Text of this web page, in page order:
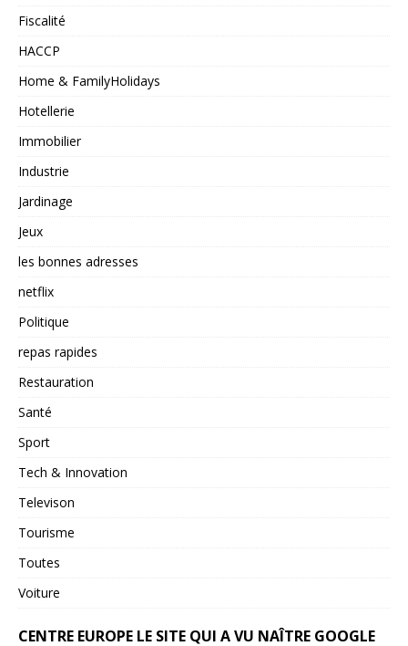
Fiscalité
HACCP
Home & FamilyHolidays
Hotellerie
Immobilier
Industrie
Jardinage
Jeux
les bonnes adresses
netflix
Politique
repas rapides
Restauration
Santé
Sport
Tech & Innovation
Televison
Tourisme
Toutes
Voiture
CENTRE EUROPE LE SITE QUI A VU NAÎTRE GOOGLE